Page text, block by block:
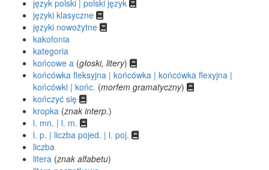
język polski | polski język
języki klasyczne
języki nowożytne
kakofonia
kategoria
końcowe a (głoski, litery)
końcówka fleksyjna | końcówka | końcówka flexyjna |
końcówki | końc. (morfem gramatyczny)
kończyć się
kropka (znak interp.)
l. mn. | l. m.
l. p. | liczba pojed. | l. poj.
liczba
litera (znak alfabetu)